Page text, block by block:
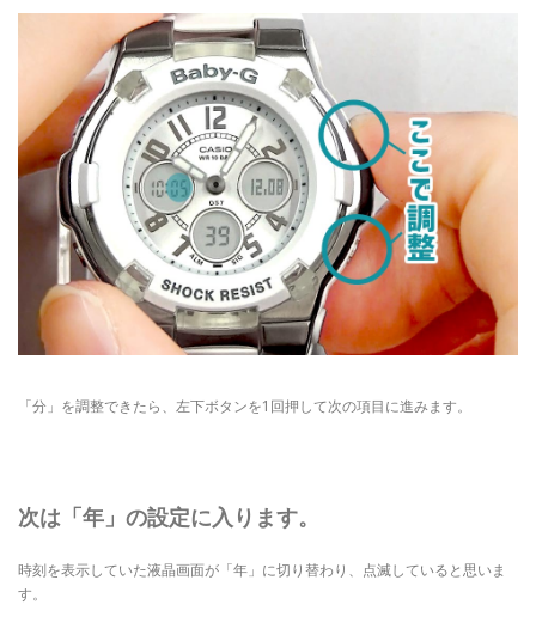
「分」を調整できたら、左下ボタンを1回押して次の項目に進みます。
次は「年」の設定に入ります。
時刻を表示していた液晶画面が「年」に切り替わり、点滅していると思いま
す。